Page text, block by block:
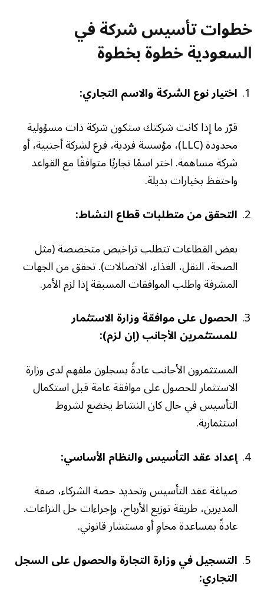
خطوات تأسيس شركة في
السعودية خطوة بخطوة
اختيار نوع الشركة والاسم التجاري:
قرّر ما إذا كانت شركتك ستكون شركة ذات مسؤولية
محدودة (LLC)، مؤسسة فردية، فرع لشركة أجنبية، أو
شركة مساهمة. اختر اسمًا تجاريًا متوافقًا مع القواعد
واحتفظ بخيارات بديلة.
التحقق من متطلبات قطاع النشاط:
بعض القطاعات تتطلب تراخيص متخصصة (مثل
الصحة، النقل، الغذاء، الاتصالات). تحقق من الجهات
المشرفة واطلب الموافقات المسبقة إذا لزم الأمر.
الحصول على موافقة وزارة الاستثمار
للمستثمرين الأجانب (إن لزم):
المستثمرون الأجانب عادةً يسجلون ملفهم لدى وزارة
الاستثمار للحصول على موافقة عامة قبل استكمال
التأسيس في حال كان النشاط يخضع لشروط
استثمارية.
إعداد عقد التأسيس والنظام الأساسي:
صياغة عقد التأسيس وتحديد حصة الشركاء، صفة
المديرين، طريقة توزيع الأرباح، وإجراءات حل النزاعات.
عادةً بمساعدة محامٍ أو مستشار قانوني.
التسجيل في وزارة التجارة والحصول على السجل
التجاري: